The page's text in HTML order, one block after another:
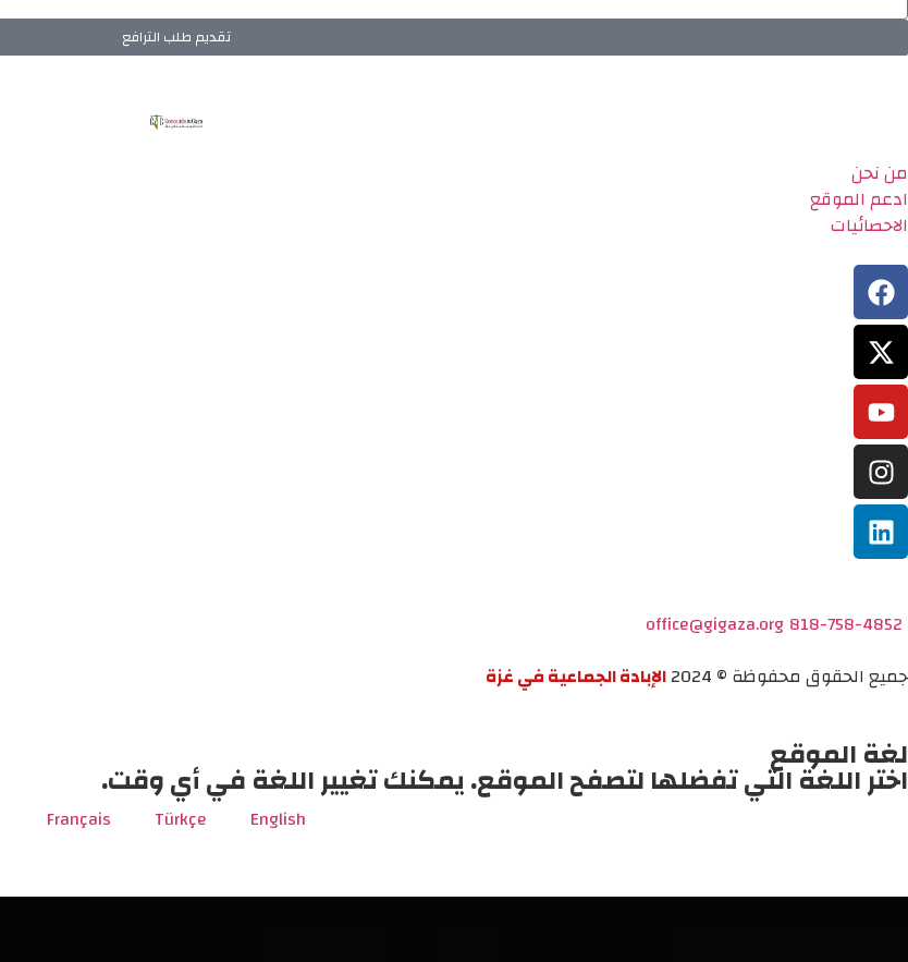
تقديم طلب الترافع
من نحن
ادعم الموقع
الاحصائيات
818-758-4852
office@gigaza.org
جميع الحقوق محفوظة © 2024
الإبادة الجماعية في غزة
لغة الموقع
اختر اللغة التي تفضلها لتصفح الموقع. يمكنك تغيير اللغة في أي وقت.
English
Türkçe
Français